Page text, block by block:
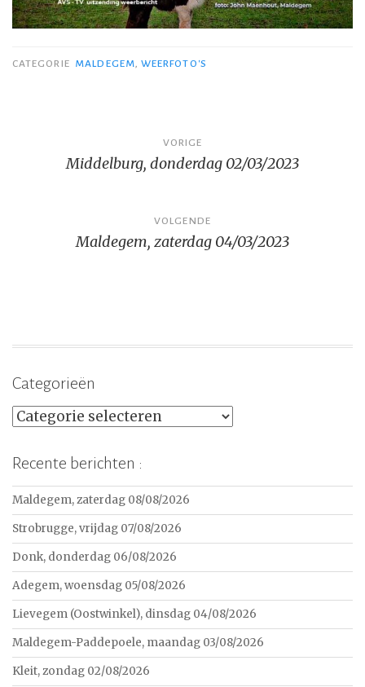
CATEGORIE MALDEGEM, WEERFOTO'S
navigatie
VORIGE
Middelburg, donderdag 02/03/2023
VOLGENDE
Maldegem, zaterdag 04/03/2023
Categorieën
Categorieën
Recente berichten :
Maldegem, zaterdag 08/08/2026
Strobrugge, vrijdag 07/08/2026
Donk, donderdag 06/08/2026
Adegem, woensdag 05/08/2026
Lievegem (Oostwinkel), dinsdag 04/08/2026
Maldegem-Paddepoele, maandag 03/08/2026
Kleit, zondag 02/08/2026